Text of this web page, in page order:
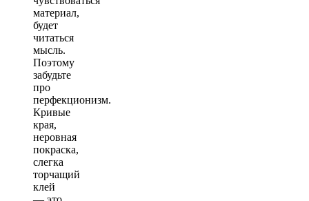
материал,
будет
читаться
мысль.
Поэтому
забудьте
про
перфекционизм.
Кривые
края,
неровная
покраска,
слегка
торчащий
клей